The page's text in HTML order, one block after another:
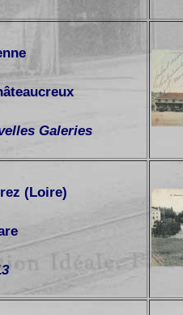
Galeries
(Loire)